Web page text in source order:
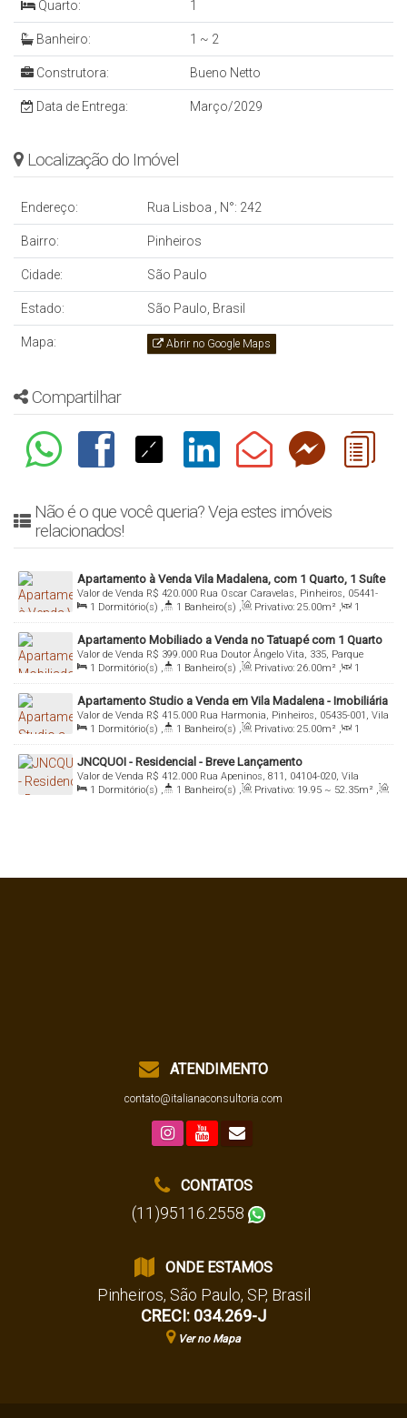
Quarto: 1
Banheiro: 1 ~ 2
Construtora: Bueno Netto
Data de Entrega: Março/2029
Localização do Imóvel
Endereço: Rua Lisboa , N°: 242
Bairro: Pinheiros
Cidade: São Paulo
Estado: São Paulo, Brasil
Mapa: Abrir no Google Maps
Compartilhar
Não é o que você queria? Veja estes imóveis
relacionados!
Apartamento à Venda Vila Madalena, com 1 Quarto, 1 Suíte
R$ 420.000
Valor de Venda
Rua Oscar Caravelas, Pinheiros, 05441-
000, Vila Madalena, São Paulo, São Paulo, Brasil
1 Dormitório(s) , 1 Banheiro(s) , Privativo: 25.00m² ,
1
Sala(s) , 1 Suíte(s) , Total: 25.00m² , Útil: 25.00m² ,
Terreno:
2036.00m²
Apartamento Mobiliado a Venda no Tatuapé com 1 Quarto
R$ 399.000
Valor de Venda
Rua Doutor Ângelo Vita, 335, Parque
Tuiuti, 03069-000, Tatuapé, São Paulo, São Paulo, Brasil
1 Dormitório(s) , 1 Banheiro(s) , Privativo: 26.00m² ,
1
Sala(s) , 1 Suíte(s) , Total: 26.00m² , Útil: 26.00m²
Apartamento Studio a Venda em Vila Madalena - Imobiliária
Italiana Consultoria
R$ 415.000
Valor de Venda
Rua Harmonia, Pinheiros, 05435-001, Vila
Madalena, São Paulo, São Paulo, Brasil
1 Dormitório(s) , 1 Banheiro(s) , Privativo: 25.00m² ,
1
Sala(s) , 1 Suíte(s) , Total: 25.00m² , Útil: 25.00m² ,
Terreno:
2036.00m²
JNCQUOI - Residencial - Breve Lançamento
R$ 412.000
Valor de Venda
Rua Apeninos, 811, 04104-020, Vila
Mariana, São Paulo, São Paulo, Brasil
1 Dormitório(s) , 1 Banheiro(s) , Privativo: 19.95 ~ 52.35m² ,
ATENDIMENTO
contato@italianaconsultoria.com
CONTATOS
(11)95116.2558
ONDE ESTAMOS
Pinheiros, São Paulo, SP, Brasil
CRECI: 034.269-J
Ver no Mapa